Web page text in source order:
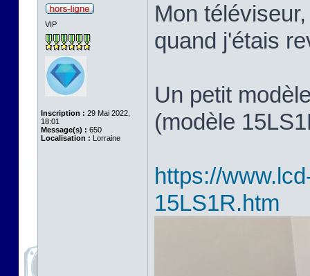
VIP
Inscription : 29 Mai 2022,
18:01
Message(s) : 650
Localisation : Lorraine
Mon
quand j'étais
Un petit
(modèle
https://
15LS1R.htm